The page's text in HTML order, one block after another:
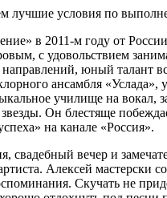
условия по
в 2011-м году от
с удовольствием
юный талант
ансамбля
училище на вокал,
Он блестяще
на канале «Россия».
свадебный вечер и
Алексей мастерски
Скучать не